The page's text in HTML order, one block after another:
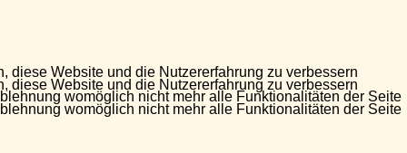
diese Website und die Nutzererfahrung zu verbessern
womöglich nicht mehr alle Funktionalitäten der Seite
diese Website und die Nutzererfahrung zu verbessern
womöglich nicht mehr alle Funktionalitäten der Seite